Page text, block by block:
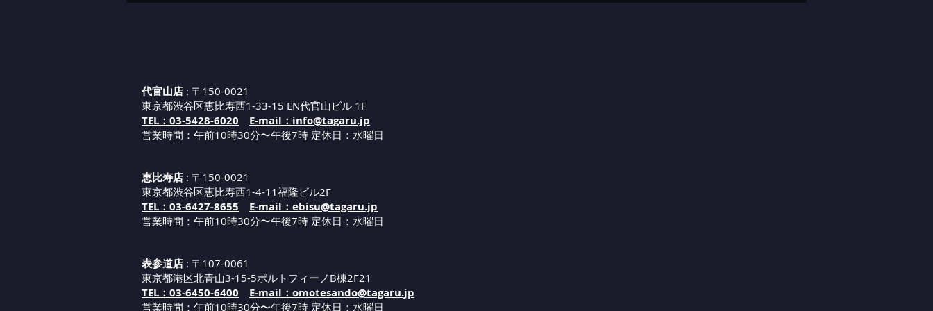
代官山店 : 〒150-0021
東京都渋谷区恵比寿西1-33-15 EN代官山ビル 1F
TEL：03-5428-6020 E-mail：info@tagaru.jp
営業時間：午前10時30分〜午後7時 定休日：水曜日
恵比寿店 : 〒150-0021
東京都渋谷区恵比寿西1-4-11福隆ビル2F
TEL：03-6427-8655 E-mail：ebisu@tagaru.jp
営業時間：午前10時30分〜午後7時 定休日：水曜日
表参道店 : 〒107-0061
東京都港区北青山3-15-5ポルトフィーノB棟2F21
TEL：03-6450-6400 E-mail：omotesando@tagaru.jp
営業時間：午前10時30分〜午後7時 定休日：水曜日